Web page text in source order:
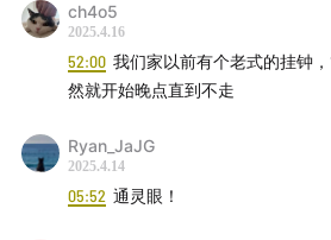
ch4o5
2025.4.16
52:00 我们家以前有个老式的挂钟
然就开始晚点直到不走
Ryan_JaJG
2025.4.14
05:52 通灵眼！